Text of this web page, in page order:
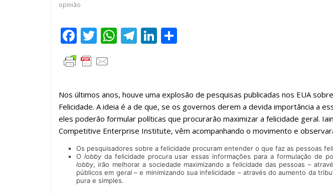
opinião
F
ac
e
o
o
k
T
w
itt
W
A
p
p
T
a
m
Li
dI
n
ar
til
h
ar
Nos últimos anos, houve uma explosão de pesquisas publicadas nos EUA
Felicidade. A ideia é a de que, se os governos derem a devida importância a
eles poderão formular políticas que procurarão maximizar a felicidade geral.
Competitive Enterprise Institute, vêm acompanhando o movimento e
Os pesquisadores sobre a felicidade procuram entender o que faz as pessoas
O lobbyda felicidade procura usar essas informações para a formulação de
lobby, irão melhorar a sociedade maximizando a felicidade das pessoas –
públicos em geral – e minimizando sua infelicidade – através do aumento da
pura e simples.